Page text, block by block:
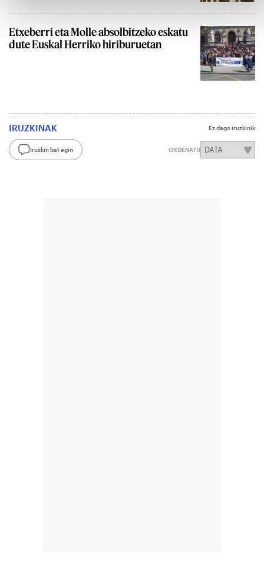
Etxeberri eta Molle absolbitzeko eskatu
dute Euskal Herriko hiriburuetan
IRUZKINAK Ez dago iruzkinik
Iruzkin bat egin ORDENATU